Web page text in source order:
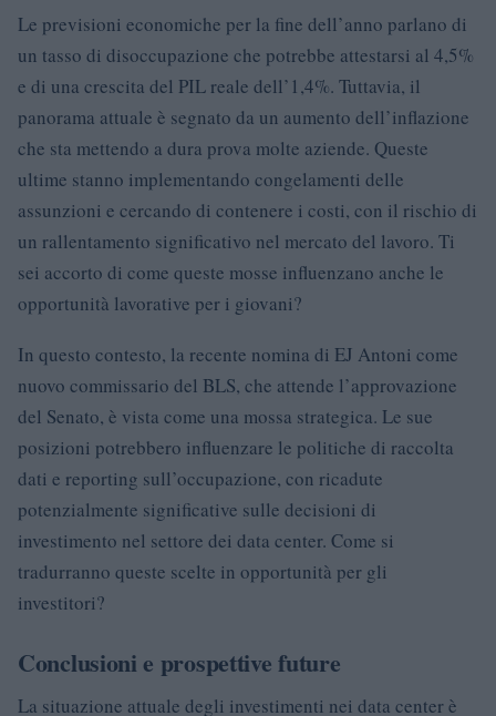
Le previsioni economiche per la fine dell’anno parlano di
un tasso di disoccupazione che potrebbe attestarsi al 4,5%
e di una crescita del PIL reale dell’1,4%. Tuttavia, il
panorama attuale è segnato da un aumento dell’inflazione
che sta mettendo a dura prova molte aziende. Queste
ultime stanno implementando congelamenti delle
assunzioni e cercando di contenere i costi, con il rischio di
un rallentamento significativo nel mercato del lavoro. Ti
sei accorto di come queste mosse influenzano anche le
opportunità lavorative per i giovani?
In questo contesto, la recente nomina di EJ Antoni come
nuovo commissario del BLS, che attende l’approvazione
del Senato, è vista come una mossa strategica. Le sue
posizioni potrebbero influenzare le politiche di raccolta
dati e reporting sull’occupazione, con ricadute
potenzialmente significative sulle decisioni di
investimento nel settore dei data center. Come si
tradurranno queste scelte in opportunità per gli
investitori?
Conclusioni e prospettive future
La situazione attuale degli investimenti nei data center è